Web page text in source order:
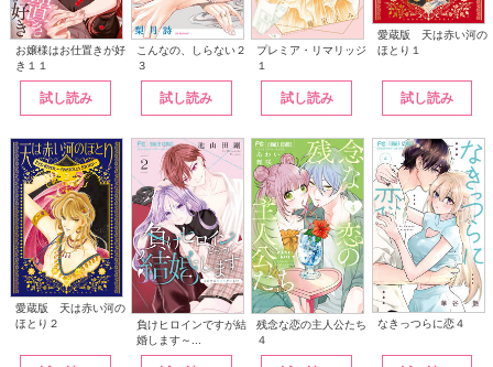
お嬢様はお仕置きが好
き１１
試し読み
こんなの、しらない２
３
試し読み
プレミア・リマリッジ
１
試し読み
愛蔵版 天は赤い河の
ほとり１
試し読み
愛蔵版 天は赤い河の
ほとり２
負けヒロインですが結
婚します～...
残念な恋の主人公たち
４
なきっつらに恋４